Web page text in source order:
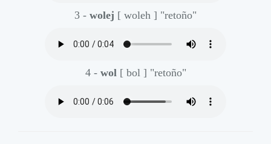
3 - wolej [ woleh ] "retoño"
4 - wol [ bol ] "retoño"